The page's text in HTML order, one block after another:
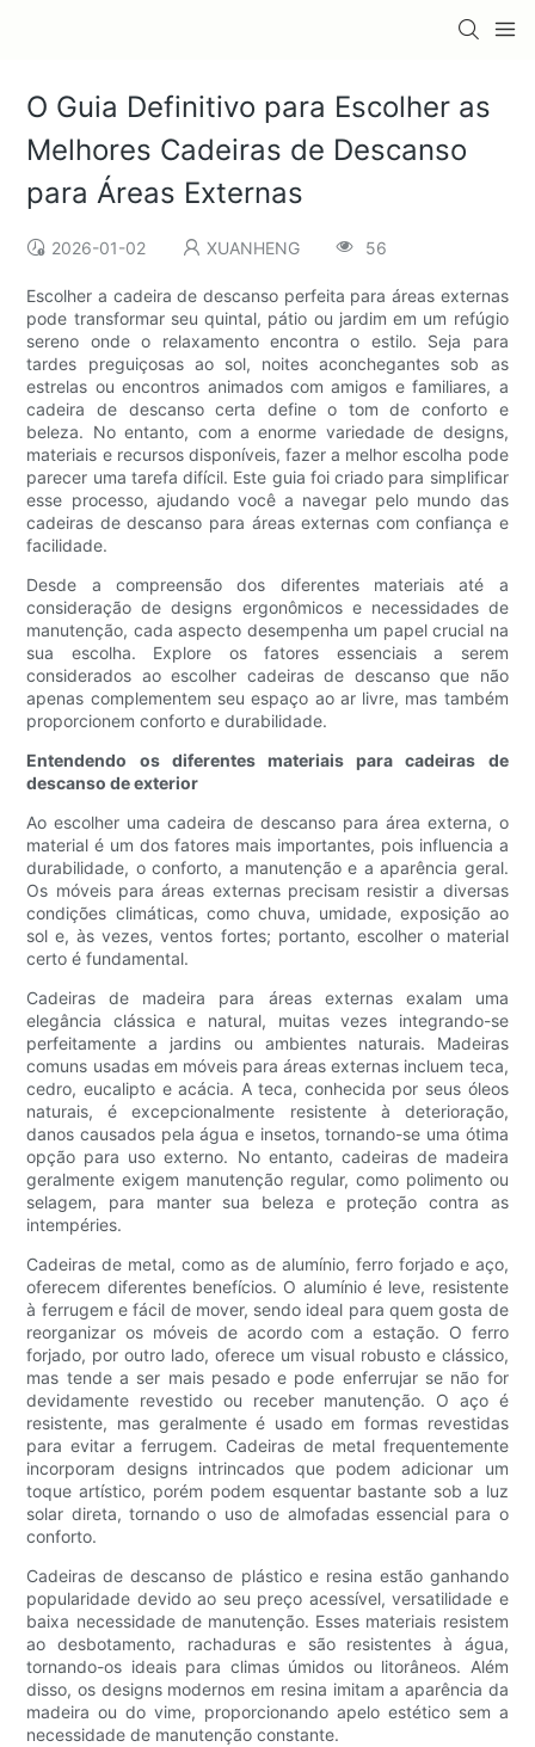
O Guia Definitivo para Escolher as
Melhores Cadeiras de Descanso
para Áreas Externas
2026-01-02 XUANHENG 56
Escolher a cadeira de descanso perfeita para áreas externas
pode transformar seu quintal, pátio ou jardim em um refúgio
sereno onde o relaxamento encontra o estilo. Seja para
tardes preguiçosas ao sol, noites aconchegantes sob as
estrelas ou encontros animados com amigos e familiares, a
cadeira de descanso certa define o tom de conforto e
beleza. No entanto, com a enorme variedade de designs,
materiais e recursos disponíveis, fazer a melhor escolha pode
parecer uma tarefa difícil. Este guia foi criado para simplificar
esse processo, ajudando você a navegar pelo mundo das
cadeiras de descanso para áreas externas com confiança e
facilidade.
Desde a compreensão dos diferentes materiais até a
consideração de designs ergonômicos e necessidades de
manutenção, cada aspecto desempenha um papel crucial na
sua escolha. Explore os fatores essenciais a serem
considerados ao escolher cadeiras de descanso que não
apenas complementem seu espaço ao ar livre, mas também
proporcionem conforto e durabilidade.
Entendendo os diferentes materiais para cadeiras de
descanso de exterior
Ao escolher uma cadeira de descanso para área externa, o
material é um dos fatores mais importantes, pois influencia a
durabilidade, o conforto, a manutenção e a aparência geral.
Os móveis para áreas externas precisam resistir a diversas
condições climáticas, como chuva, umidade, exposição ao
sol e, às vezes, ventos fortes; portanto, escolher o material
certo é fundamental.
Cadeiras de madeira para áreas externas exalam uma
elegância clássica e natural, muitas vezes integrando-se
perfeitamente a jardins ou ambientes naturais. Madeiras
comuns usadas em móveis para áreas externas incluem teca,
cedro, eucalipto e acácia. A teca, conhecida por seus óleos
naturais, é excepcionalmente resistente à deterioração,
danos causados ​​pela água e insetos, tornando-se uma ótima
opção para uso externo. No entanto, cadeiras de madeira
geralmente exigem manutenção regular, como polimento ou
selagem, para manter sua beleza e proteção contra as
intempéries.
Cadeiras de metal, como as de alumínio, ferro forjado e aço,
oferecem diferentes benefícios. O alumínio é leve, resistente
à ferrugem e fácil de mover, sendo ideal para quem gosta de
reorganizar os móveis de acordo com a estação. O ferro
forjado, por outro lado, oferece um visual robusto e clássico,
mas tende a ser mais pesado e pode enferrujar se não for
devidamente revestido ou receber manutenção. O aço é
resistente, mas geralmente é usado em formas revestidas
para evitar a ferrugem. Cadeiras de metal frequentemente
incorporam designs intrincados que podem adicionar um
toque artístico, porém podem esquentar bastante sob a luz
solar direta, tornando o uso de almofadas essencial para o
conforto.
Cadeiras de descanso de plástico e resina estão ganhando
popularidade devido ao seu preço acessível, versatilidade e
baixa necessidade de manutenção. Esses materiais resistem
ao desbotamento, rachaduras e são resistentes à água,
tornando-os ideais para climas úmidos ou litorâneos. Além
disso, os designs modernos em resina imitam a aparência da
madeira ou do vime, proporcionando apelo estético sem a
necessidade de manutenção constante.